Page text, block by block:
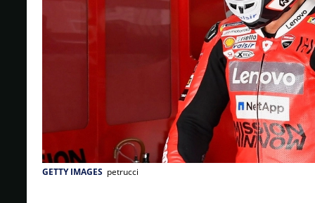
GETTY IMAGES petrucci